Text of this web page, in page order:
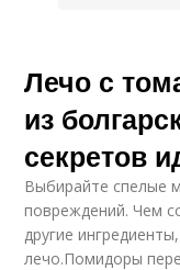
Лечо с
Лечо из
Лечо с
из
секретов
Выбирайте спелые
повреждений. Чем
другие
лечо.Помидоры